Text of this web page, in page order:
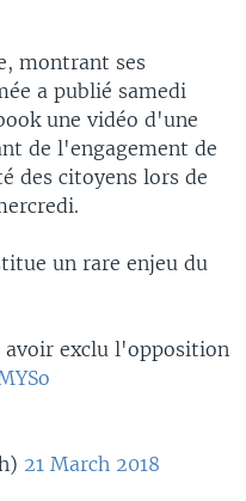
montrant ses
a publié samedi
une vidéo d'une
de l'engagement de
des citoyens lors de
un rare enjeu du
avoir exclu l'opposition
21 March 2018